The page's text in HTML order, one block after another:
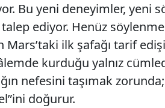
Bu yeni deneyimler, yeni
ediyor. Henüz
ilk şafağı tarif
kurduğu yalnız
nefesini taşımak
doğurur.